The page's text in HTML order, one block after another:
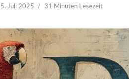
Juli 2025 31 Minuten Lesezeit